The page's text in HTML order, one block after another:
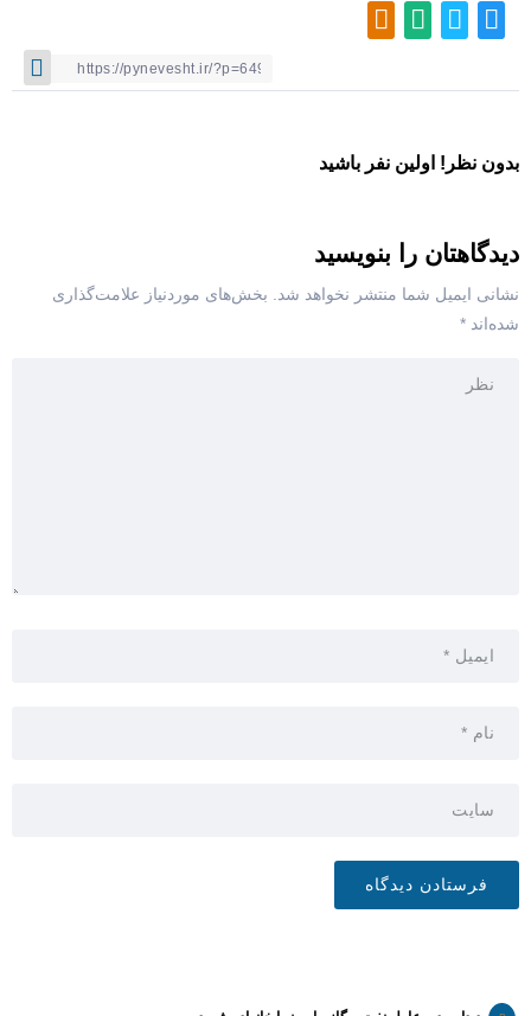
بدون نظر! اولین نفر باشید
دیدگاهتان را بنویسید
نشانی ایمیل شما منتشر نخواهد شد.
بخش‌های موردنیاز علامت‌گذاری
شده‌اند *